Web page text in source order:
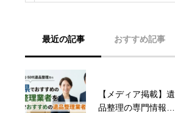
最近の記事 おすすめ記事
【メディア掲載】遺
品整理の専門情報サ
特殊清掃・消臭・害
虫駆除